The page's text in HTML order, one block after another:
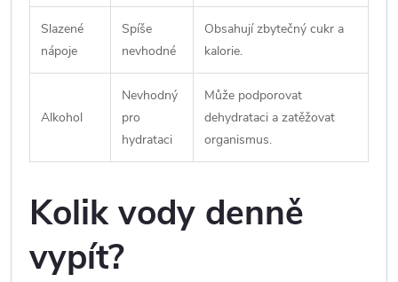
Slazené
nápoje
Spíše
nevhodné
Obsahují zbytečný cukr a
kalorie.
Alkohol
Nevhodný
pro
hydrataci
Může podporovat
dehydrataci a zatěžovat
organismus.
Kolik vody denně
vypít?